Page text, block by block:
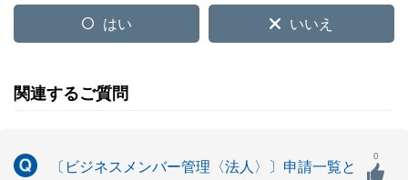
はい いいえ
関連するご質問
〔ビジネスメンバー管理〈法人〉〕申請一覧と
0